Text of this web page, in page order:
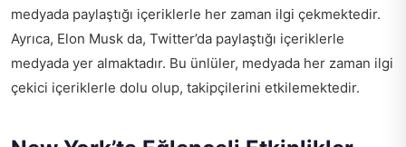
medyada paylaştığı içeriklerle her zaman ilgi çekmektedir.
Ayrıca, Elon Musk da, Twitter’da paylaştığı içeriklerle
medyada yer almaktadır. Bu ünlüler, medyada her zaman ilgi
çekici içeriklerle dolu olup, takipçilerini etkilemektedir.